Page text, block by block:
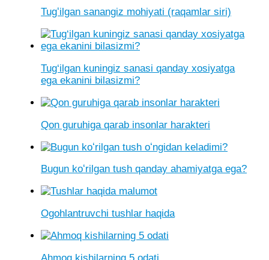
Tugʻilgan sanangiz mohiyati (raqamlar siri)
Tug‘ilgan kuningiz sanasi qanday xosiyatga
ega ekanini bilasizmi?
Qon guruhiga qarab insonlar harakteri
Bugun koʻrilgan tush qanday ahamiyatga ega?
Ogohlantruvchi tushlar haqida